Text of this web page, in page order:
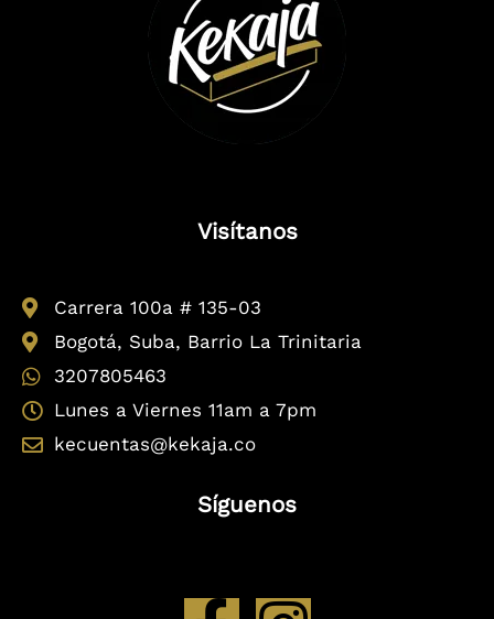
Visítanos
Carrera 100a # 135-03
Bogotá, Suba, Barrio La Trinitaria
3207805463
Lunes a Viernes 11am a 7pm
kecuentas@kekaja.co
Síguenos
F
I